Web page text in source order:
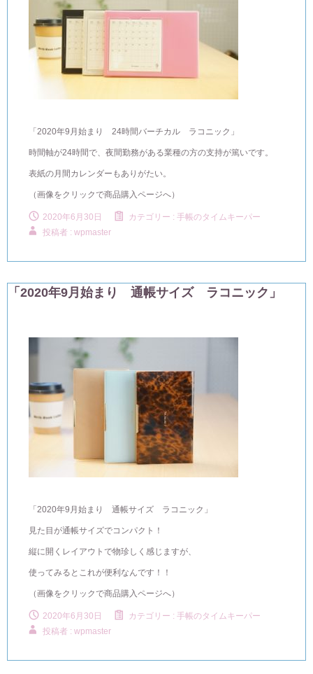
「2020年9月始まり 24時間バーチカル ラコニック」
時間軸が24時間で、夜間勤務がある業種の方の支持が篤いです。
表紙の月間カレンダーもありがたい。
（画像をクリックで商品購入ページへ）
2020年6月30日 カテゴリー : 手帳のタイムキーパー
投稿者 : wpmaster
「2020年9月始まり 通帳サイズ ラコニック」
「2020年9月始まり 通帳サイズ ラコニック」
見た目が通帳サイズでコンパクト！
縦に開くレイアウトで物珍しく感じますが、
使ってみるとこれが便利なんです！！
（画像をクリックで商品購入ページへ）
2020年6月30日 カテゴリー : 手帳のタイムキーパー
投稿者 : wpmaster